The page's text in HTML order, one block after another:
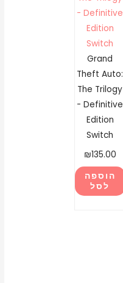
Grand
Theft Auto:
The Trilogy
- Definitive
Edition
Switch
₪135.00
הוספה
לסל